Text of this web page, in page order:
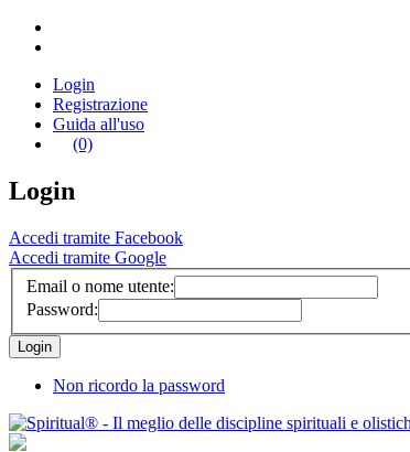
Login
Registrazione
Guida all'uso
(0)
Login
Accedi tramite Facebook
Accedi tramite Google
Email o nome utente:
Password:
Non ricordo la password